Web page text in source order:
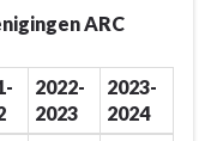
ARC
2022-
2023
2023-
2024